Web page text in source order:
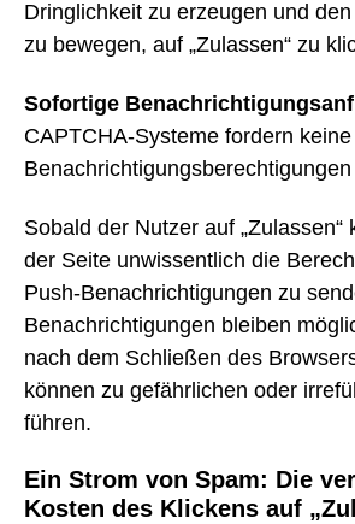
Dringlichkeit zu erzeugen und
zu bewegen, auf „Zulassen“ zu
Sofortige
CAPTCHA-Systeme fordern
Benachrichtigungsberechtigungen
Sobald der Nutzer auf „Zulassen“
der Seite unwissentlich die
Push-Benachrichtigungen zu
Benachrichtigungen bleiben
nach dem Schließen des
können zu gefährlichen oder
führen.
Ein Strom von Spam: Die
Kosten des Klickens auf